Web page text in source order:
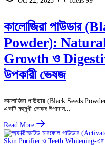
কালোজিরা পাউডার
Powder):
Growth ও
উপকারী ভেষজ
কালোজিরা পাউডার (Black Seeds
একটি বহুমুখী ভেষজ উপাদান...
Read More